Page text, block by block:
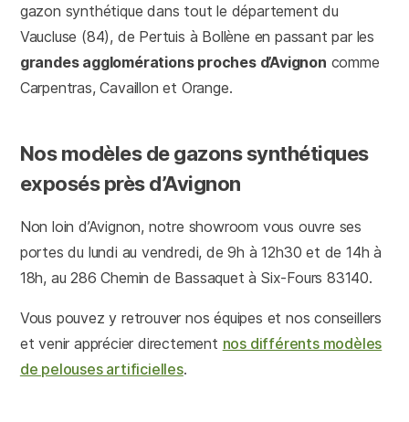
gazon synthétique dans tout le département du
Vaucluse (84), de Pertuis à Bollène en passant par les
grandes agglomérations proches d’Avignon comme
Carpentras, Cavaillon et Orange.
Nos modèles de gazons synthétiques
exposés près d’Avignon
Non loin d’Avignon, notre showroom vous ouvre ses
portes du lundi au vendredi, de 9h à 12h30 et de 14h à
18h, au 286 Chemin de Bassaquet à Six-Fours 83140.
Vous pouvez y retrouver nos équipes et nos conseillers
et venir apprécier directement nos différents modèles
de pelouses artificielles.